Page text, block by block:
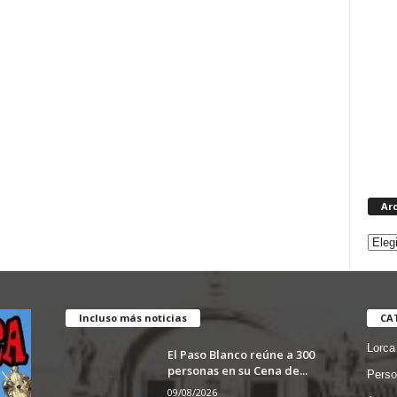
Incluso más noticias
El Paso Blanco reúne a 300
personas en su Cena de...
09/08/2026
Lorca